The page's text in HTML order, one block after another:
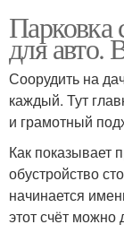
Парковка
для авто.
Соорудить на
каждый. Тут
и грамотный
Как показывает
обустройство
начинается
этот счёт можно